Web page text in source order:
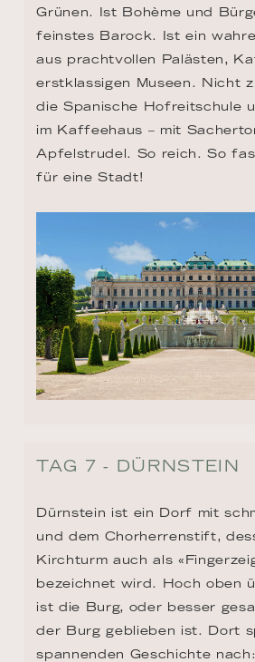
Grünen. Ist Bohème und
feinstes Barock. Ist ein
aus prachtvollen Palästen,
erstklassigen Museen. Nicht
die Spanische Hofreitschule
im Kaffeehaus – mit
Apfelstrudel. So reich. So
für eine Stadt!
TAG 7 - DÜRNSTEIN
Dürnstein ist ein Dorf mit
und dem Chorherrenstift,
Kirchturm auch als
bezeichnet wird. Hoch oben
ist die Burg, oder besser
der Burg geblieben ist. Dort
spannenden Geschichte